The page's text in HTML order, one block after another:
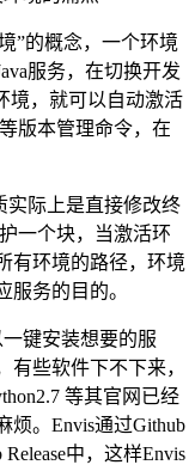
”的概念，一个环境
服务，在切换开发
境，就可以自动激活
版本管理命令，在
实际上是直接修改终
一个块，当激活环
有环境的路径，环境
服务的目的。
键安装想要的服
些软件下不下来，
等其官网已经
烦。Envis通过Github
中，这样Envis